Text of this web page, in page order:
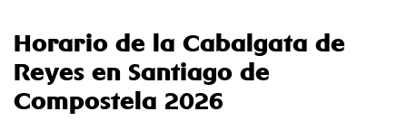
Horario de la Cabalgata de
Reyes en Santiago de
Compostela 2026